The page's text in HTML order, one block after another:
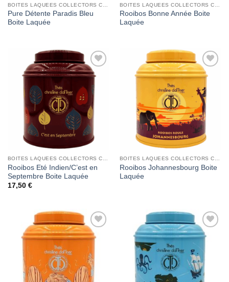
Pure Détente Paradis Bleu
Boite Laquée
Rooibos Bonne Année Boite
Laquée
Add to
Rooibos Eté Indien/C’est en
Septembre Boite Laquée
17,50 €
Add to
Rooibos Johannesbourg Boite
Laquée
Add to
Wishlist
Add to